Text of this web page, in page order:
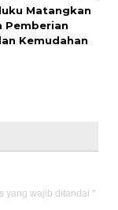
Matangkan
Pemberian
Kemudahan
yang wajib ditandai *